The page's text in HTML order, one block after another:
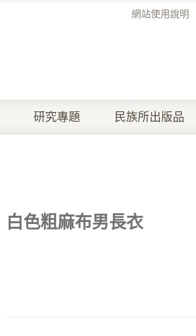
網站使用說明
研究專題 民族所出版品
白色粗麻布男長衣